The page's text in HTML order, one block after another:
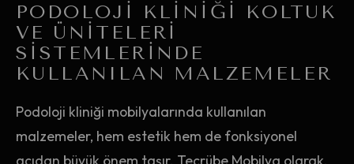
PODOLOJI KLINIĞI KOLTUK
VE ÜNITELERI
SISTEMLERINDE
KULLANILAN MALZEMELER
Podoloji kliniği mobilyalarında kullanılan
malzemeler, hem estetik hem de fonksiyonel